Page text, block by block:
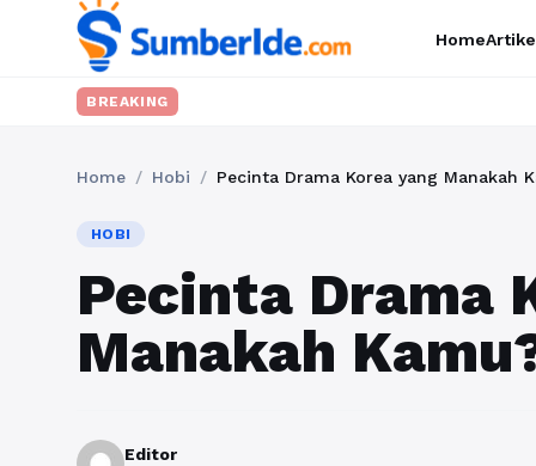
Home
BREAKING
Home / Hobi / Pecinta Drama Korea yang Manakah
HOBI
Pecinta Drama
Manakah
Editor